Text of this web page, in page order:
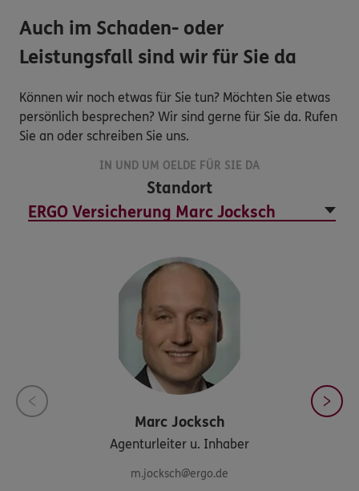
Auch im Schaden- oder
Leistungsfall sind wir für Sie da
Können wir noch etwas für Sie tun? Möchten Sie etwas
persönlich besprechen? Wir sind gerne für Sie da. Rufen
Sie an oder schreiben Sie uns.
IN UND UM OELDE FÜR SIE DA
Standort
Marc Jocksch
Agenturleiter u. Inhaber
m.jocksch@ergo.de